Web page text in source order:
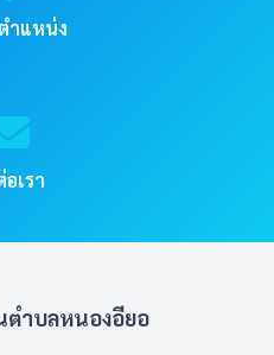
ำแหน่ง
เรา
ตำบลหนองอียอ